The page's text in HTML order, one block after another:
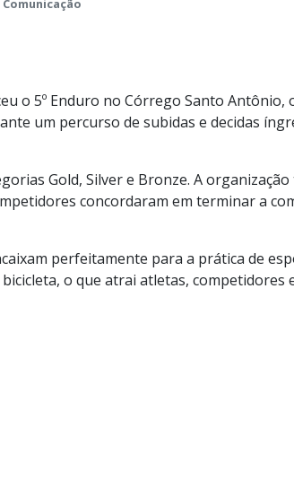
o 5º Enduro no Córrego Santo Antônio,
um percurso de subidas e decidas
Gold, Silver e Bronze. A
concordaram em terminar a
perfeitamente para a prática de
o que atrai atletas, competidores